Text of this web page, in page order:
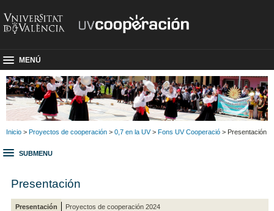
MENÚ
Inicio > Proyectos de cooperación > 0,7 en la UV> Fons UV Cooperació > Presentación
SUBMENU
Presentación
Presentación Proyectos de cooperación 2024